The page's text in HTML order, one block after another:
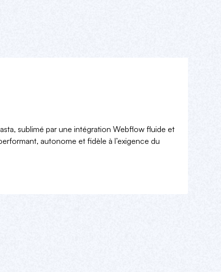
sublimé par une intégration Webflow fluide et
autonome et fidèle à l’exigence du